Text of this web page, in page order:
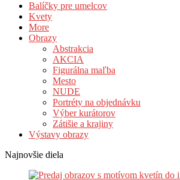
Balíčky pre umelcov
Kvety
More
Obrazy
Abstrakcia
AKCIA
Figurálna maľba
Mesto
NUDE
Portréty na objednávku
Výber kurátorov
Zátišie a krajiny
Výstavy obrazy
Najnovšie diela